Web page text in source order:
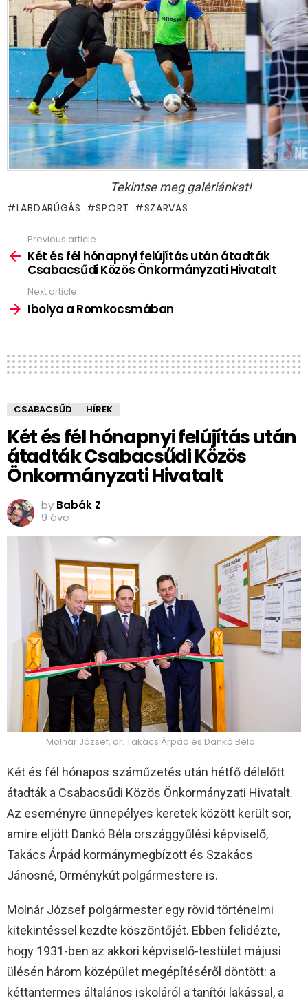
Tekintse meg galériánkat!
LABDARÚGÁS SPORT SZARVAS
more
Previous article
Két és fél hónapnyi felújítás után átadták
Csabacsűdi Közös Önkormányzati Hivatalt
Next article
Ibolya a Romkocsmában
CSABACSŰD HÍREK
Két és fél hónapnyi felújítás után
átadták Csabacsűdi Közös
Önkormányzati Hivatalt
by Babák Z
9 éve
Molnár József, dr. Takács Árpád és Dankó Béla
Két és fél hónapos száműzetés után hétfő délelőtt
átadták a Csabacsűdi Közös Önkormányzati Hivatalt.
Az eseményre ünnepélyes keretek között került sor,
amire eljött Dankó Béla országgyűlési képviselő,
Takács Árpád kormánymegbízott és Szakács
Jánosné, Örménykút polgármestere is.
Molnár József polgármester egy rövid történelmi
kitekintéssel kezdte köszöntőjét. Ebben felidézte,
hogy 1931-ben az akkori képviselő-testület májusi
ülésén három középület megépítéséről döntött: a
kéttantermes általános iskoláról a tanítói lakással, a